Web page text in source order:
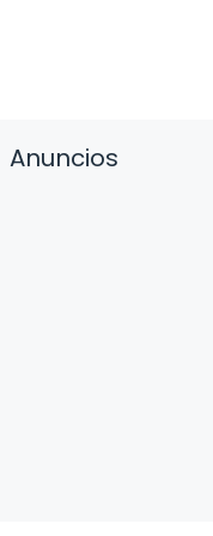
Anuncios